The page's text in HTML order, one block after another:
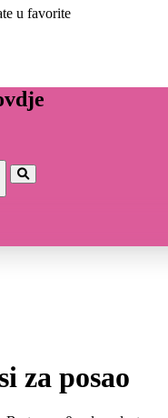
u favorite
za posao